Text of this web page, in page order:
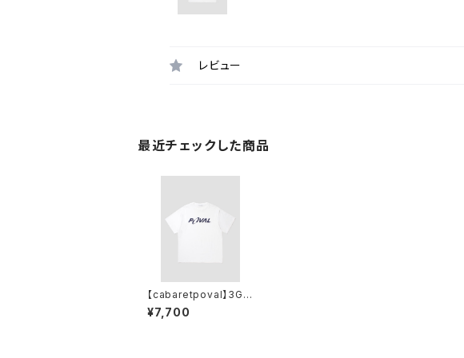
レビュー
最近チェックした商品
【cabaretpoval】3G L
ogo Tee(WHITE)
¥7,700